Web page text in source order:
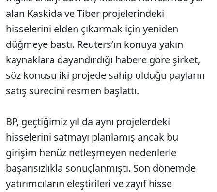
alan Kaskida ve Tiber projelerindeki
hisselerini elden çıkarmak için yeniden
düğmeye bastı. Reuters’ın konuya yakın
kaynaklara dayandırdığı habere göre şirket,
söz konusu iki projede sahip olduğu payların
satış sürecini resmen başlattı.
BP, geçtiğimiz yıl da aynı projelerdeki
hisselerini satmayı planlamış ancak bu
girişim henüz netleşmeyen nedenlerle
başarısızlıkla sonuçlanmıştı. Son dönemde
yatırımcıların eleştirileri ve zayıf hisse